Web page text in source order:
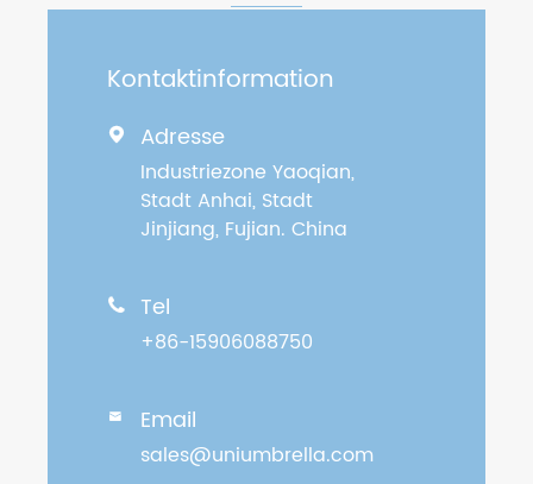
Kontaktinformation
 Adresse
Industriezone Yaoqian,
Stadt Anhai, Stadt
Jinjiang, Fujian. China
 Tel
+86-15906088750
 Email
sales@uniumbrella.com